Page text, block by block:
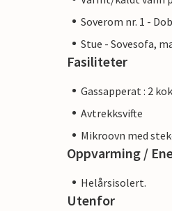
Soverom nr. 1 -
Stue - Sovesofa,
Fasiliteter
Gassapperat : 2
Avtrekksvifte
Mikroovn med
Oppvarming /
Helårsisolert.
Utenfor